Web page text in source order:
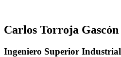
Carlos Torroja Gascón
Ingeniero Superior Industrial